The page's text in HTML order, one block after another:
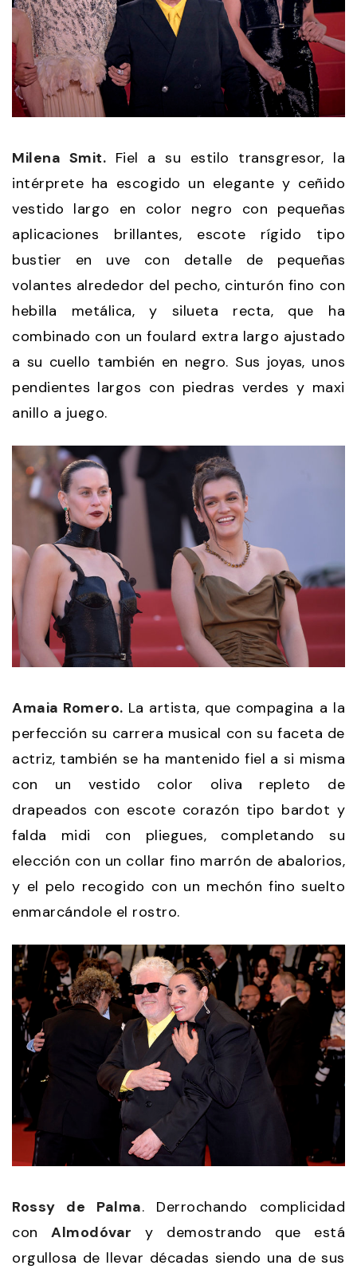
Milena Smit. Fiel a su estilo transgresor, la
intérprete ha escogido un elegante y ceñido
vestido largo en color negro con pequeñas
aplicaciones brillantes, escote rígido tipo
bustier en uve con detalle de pequeñas
volantes alrededor del pecho, cinturón fino con
hebilla metálica, y silueta recta, que ha
combinado con un foulard extra largo ajustado
a su cuello también en negro. Sus joyas, unos
pendientes largos con piedras verdes y maxi
anillo a juego.
Amaia Romero. La artista, que compagina a la
perfección su carrera musical con su faceta de
actriz, también se ha mantenido fiel a si misma
con un vestido color oliva repleto de
drapeados con escote corazón tipo bardot y
falda midi con pliegues, completando su
elección con un collar fino marrón de abalorios,
y el pelo recogido con un mechón fino suelto
enmarcándole el rostro.
Rossy de Palma. Derrochando complicidad
con Almodóvar y demostrando que está
orgullosa de llevar décadas siendo una de sus